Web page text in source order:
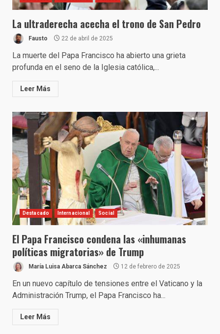
La ultraderecha acecha el trono de San Pedro
Fausto 22 de abril de 2025
La muerte del Papa Francisco ha abierto una grieta
profunda en el seno de la Iglesia católica,...
Leer Más
Destacado Internacional Social
El Papa Francisco condena las «inhumanas
políticas migratorias» de Trump
María Luisa Abarca Sánchez 12 de febrero de 2025
En un nuevo capítulo de tensiones entre el Vaticano y la
Administración Trump, el Papa Francisco ha...
Leer Más